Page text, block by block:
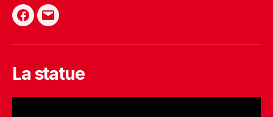
Facebook
E-
La statue